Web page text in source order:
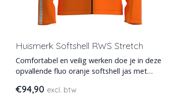
Huismerk Softshell RWS Stretch
Comfortabel en veilig werken doe je in deze
opvallende fluo oranje softshell jas met
€94,90 excl. btw